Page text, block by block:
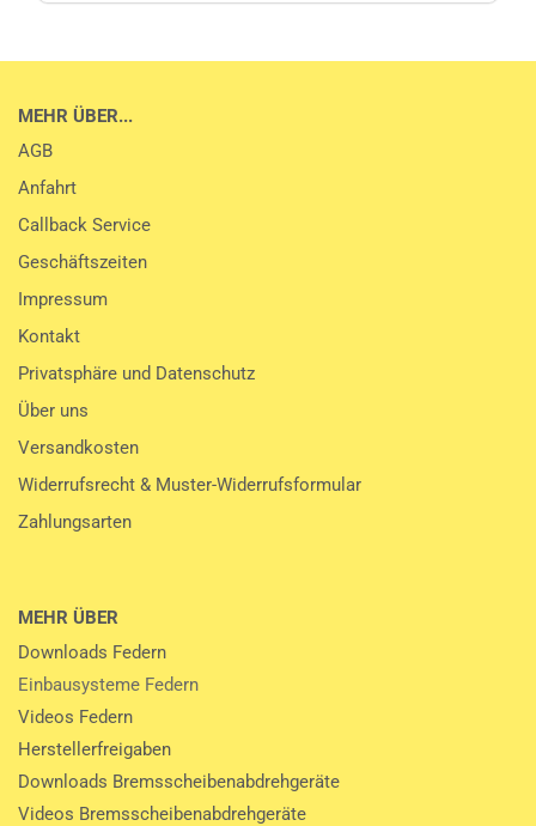
MEHR ÜBER...
AGB
Anfahrt
Callback Service
Geschäftszeiten
Impressum
Kontakt
Privatsphäre und Datenschutz
Über uns
Versandkosten
Widerrufsrecht & Muster-Widerrufsformular
Zahlungsarten
MEHR ÜBER
Downloads Federn
Einbausysteme Federn
Videos Federn
Herstellerfreigaben
Downloads Bremsscheibenabdrehgeräte
Videos Bremsscheibenabdrehgeräte